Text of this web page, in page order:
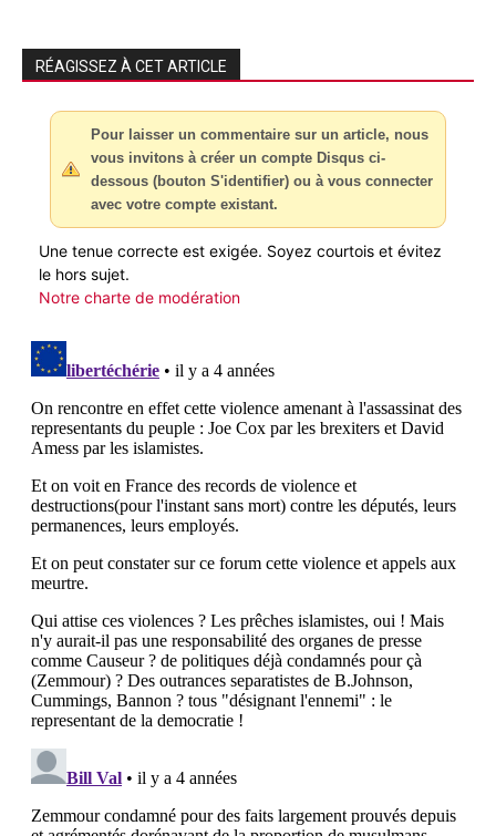
RÉAGISSEZ À CET ARTICLE
Pour laisser un commentaire sur un article, nous
vous invitons à créer un compte Disqus ci-
dessous (bouton S'identifier) ou à vous connecter
avec votre compte existant.
Une tenue correcte est exigée. Soyez courtois et évitez
le hors sujet.
Notre charte de modération